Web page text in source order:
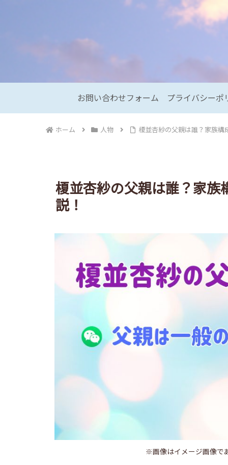
お問い合わせフォーム プライバシーポ
ホーム 人物 榎並杏紗の父親は誰？家族
榎並杏紗の父親は誰？家
説！
※画像はイメージ画像で